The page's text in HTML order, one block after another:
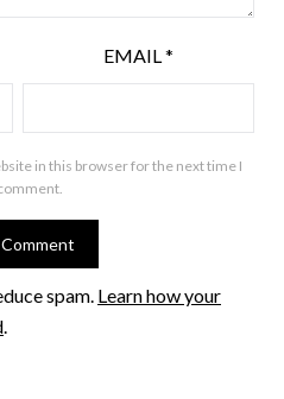
EMAIL*
in this browser for the next time I
spam. Learn how your
.